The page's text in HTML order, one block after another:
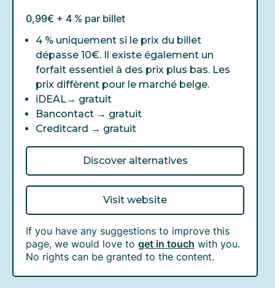
0,99€ + 4 % par billet
4 % uniquement si le prix du billet
dépasse 10€. Il existe également un
forfait essentiel à des prix plus bas. Les
prix diffèrent pour le marché belge.
iDEAL→ gratuit
Bancontact → gratuit
Creditcard → gratuit
Discover alternatives
Visit website
If you have any suggestions to improve this
page, we would love to get in touch with you.
No rights can be granted to the content.